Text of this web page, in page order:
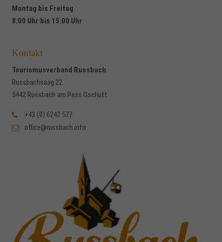
Montag bis Freitag
8:00 Uhr bis 15:00 Uhr
Kontakt
Tourismusverband Russbach
Russbachsaag 22
5442 Russbach am Pass Gschütt
+43 (0) 6242 577
office@russbach.info